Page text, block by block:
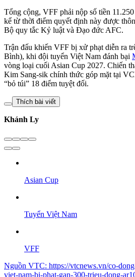
Tổng cộng, VFF phải nộp số tiền
kể từ thời điểm quyết định này được
Bộ quy tắc Kỷ luật và Đạo đức AFC.
Trận đấu khiến VFF bị xử phạt diễn ra
Bình), khi đội tuyển Việt Nam đánh bại
vòng loại cuối Asian Cup 2027. Chiến
Kim Sang-sik chính thức góp mặt tại
“bỏ túi” 18 điểm tuyệt đối.
Thích bài viết
Khánh Ly
Asian Cup
Tuyển Việt Nam
VFF
Nguồn VTC: https://vtcnews.vn/co-
viet-nam-bi-phat-gan-300-trieu-dong-